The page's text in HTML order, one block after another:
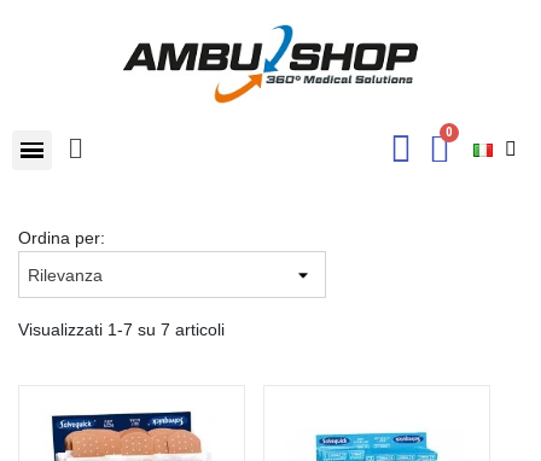
Ordina per:
Visualizzati 1-7 su 7 articoli